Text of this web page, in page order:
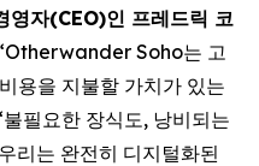
자(CEO)인 프레드릭 코
Soho는 고
용을 지불할 가치가 있는
필요한 장식도, 낭비되는
리는 완전히 디지털화된